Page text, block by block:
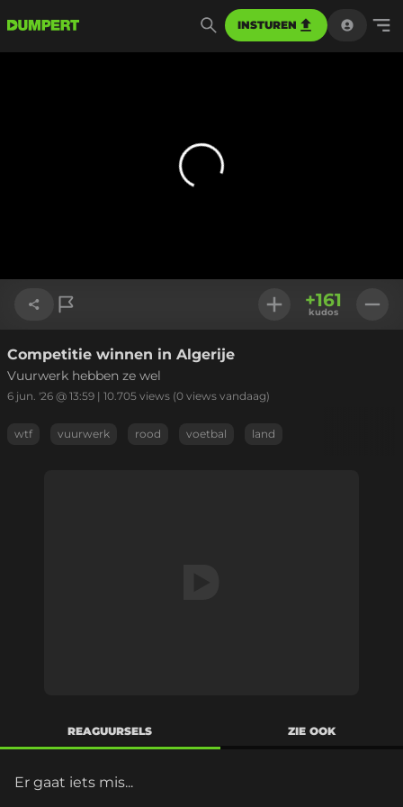
INSTUREN
Link kopiëren
+161
kudos
Competitie winnen in Algerije
Vuurwerk hebben ze wel
6 jun. '26 @ 13:59 | 10.705 views (0 views vandaag)
wtf vuurwerk rood voetbal land
REAGUURSELS ZIE OOK
Er gaat iets mis...